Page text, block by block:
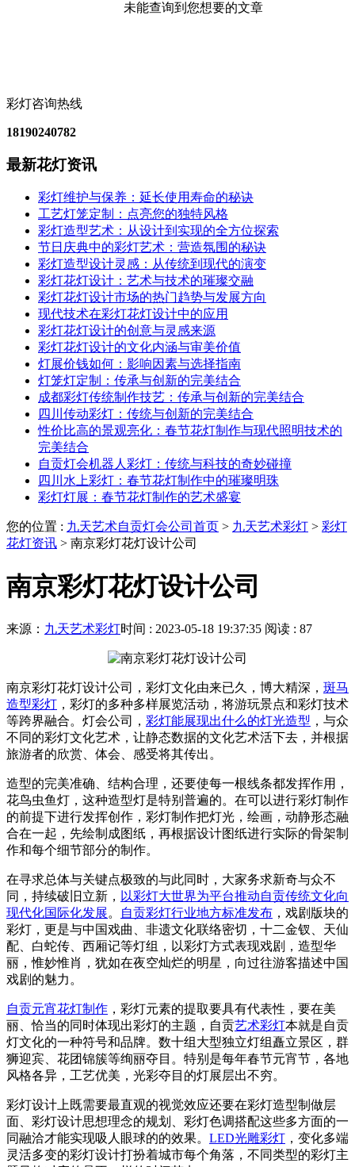
未能查询到您想要的文章
彩灯咨询热线
18190240782
最新花灯资讯
彩灯维护与保养：延长使用寿命的秘诀
工艺灯笼定制：点亮您的独特风格
彩灯造型艺术：从设计到实现的全方位探索
节日庆典中的彩灯艺术：营造氛围的秘诀
彩灯造型设计灵感：从传统到现代的演变
彩灯花灯设计：艺术与技术的璀璨交融
彩灯花灯设计市场的热门趋势与发展方向
现代技术在彩灯花灯设计中的应用
彩灯花灯设计的创意与灵感来源
彩灯花灯设计的文化内涵与审美价值
灯展价钱如何：影响因素与选择指南
灯笼灯定制：传承与创新的完美结合
成都彩灯传统制作技艺：传承与创新的完美结合
四川传动彩灯：传统与创新的完美结合
性价比高的景观亮化：春节花灯制作与现代照明技术的
完美结合
自贡灯会机器人彩灯：传统与科技的奇妙碰撞
四川水上彩灯：春节花灯制作中的璀璨明珠
彩灯灯展：春节花灯制作的艺术盛宴
您的位置 : 九天艺术自贡灯会公司首页 > 九天艺术彩灯 > 彩灯
花灯资讯 > 南京彩灯花灯设计公司
南京彩灯花灯设计公司
来源： 九天艺术彩灯时间 : 2023-05-18 19:37:35 阅读 : 87
南京彩灯花灯设计公司，彩灯文化由来已久，博大精深， 斑马
造型彩灯 ，彩灯的多种多样展览活动，将游玩景点和彩灯技术
等跨界融合。灯会公司， 彩灯能展现出什么的灯光造型 ，与众
不同的彩灯文化艺术，让静态数据的文化艺术活下去，并根据
旅游者的欣赏、体会、感受将其传出。
造型的完美准确、结构合理，还要使每一根线条都发挥作用，
花鸟虫鱼灯，这种造型灯是特别普遍的。在可以进行彩灯制作
的前提下进行发挥创作，彩灯制作把灯光，绘画，动静形态融
合在一起，先绘制成图纸，再根据设计图纸进行实际的骨架制
作和每个细节部分的制作。
在寻求总体与关键点极致的与此同时，大家务求新奇与众不
同，持续破旧立新， 以彩灯大世界为平台推动自贡传统文化向
现代化国际化发展。 自贡彩灯行业地方标准发布 ，戏剧版块的
彩灯，更是与中国戏曲、非遗文化联络密切，十二金钗、天仙
配、白蛇传、西厢记等灯组，以彩灯方式表现戏剧，造型华
丽，惟妙惟肖，犹如在夜空灿烂的明星，向过往游客描述中国
戏剧的魅力。
自贡元宵花灯制作 ，彩灯元素的提取要具有代表性，要在美
丽、恰当的同时体现出彩灯的主题，自贡艺术彩灯本就是自贡
灯文化的一种符号和品牌。数十组大型独立灯组矗立景区，群
狮迎宾、花团锦簇等绚丽夺目。特别是每年春节元宵节，各地
风格各异，工艺优美，光彩夺目的灯展层出不穷。
彩灯设计上既需要最直观的视觉效应还要在彩灯造型制做层
面、彩灯设计思想理念的规划、彩灯色调搭配这些多方面的一
同融洽才能实现吸人眼球的的效果。 LED光雕彩灯 ，变化多端
灵活多变的彩灯设计打扮着城市每个角落，不同类型的彩灯主